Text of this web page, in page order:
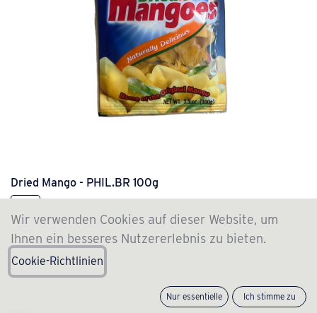
Dried Mango - PHIL.BR 100g
Wir verwenden Cookies auf dieser Website, um
Ihnen ein besseres Nutzererlebnis zu bieten.
Cookie-Richtlinien
Nur essentielle Ich stimme zu